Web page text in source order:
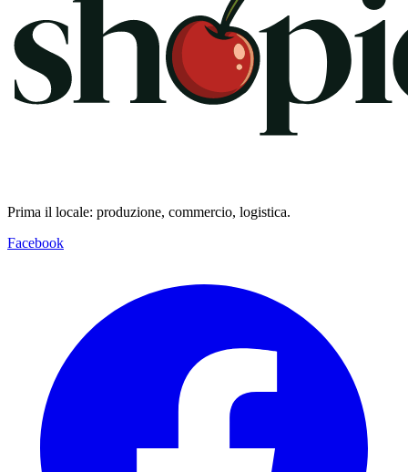
Prima il locale: produzione, commercio, logistica.
Facebook